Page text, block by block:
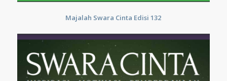
Majalah Swara Cinta Edisi 132